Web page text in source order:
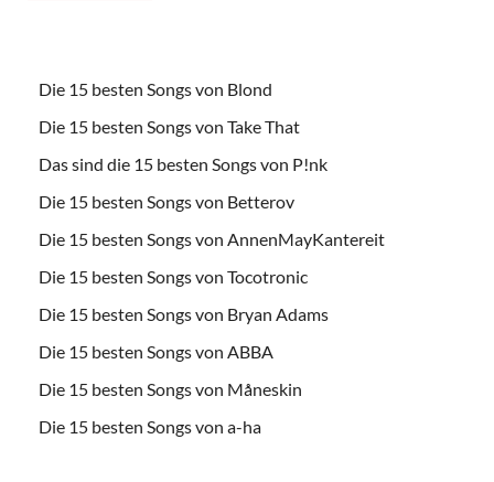
Die 15 besten Songs von Blond
Die 15 besten Songs von Take That
Das sind die 15 besten Songs von P!nk
Die 15 besten Songs von Betterov
Die 15 besten Songs von AnnenMayKantereit
Die 15 besten Songs von Tocotronic
Die 15 besten Songs von Bryan Adams
Die 15 besten Songs von ABBA
Die 15 besten Songs von Måneskin
Die 15 besten Songs von a-ha